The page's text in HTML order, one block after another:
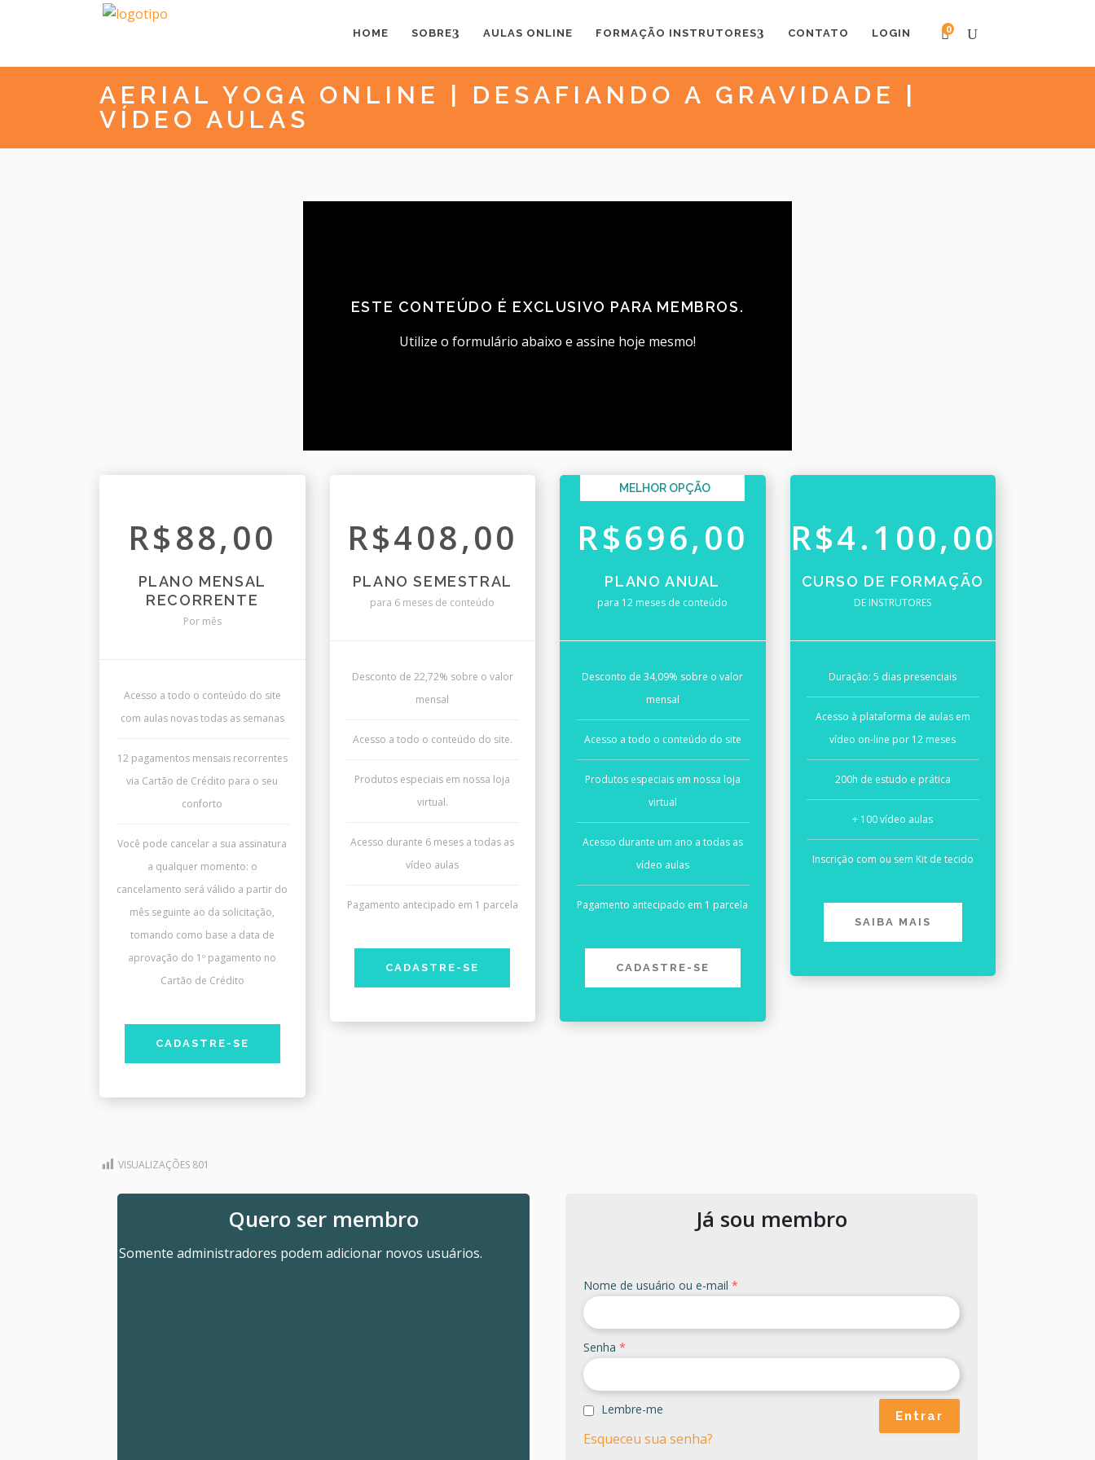
HOME SOBRE AULAS ONLINE FORMAÇÃO INSTRUTORES CONTATO LOGIN 0
AERIAL YOGA ONLINE | DESAFIANDO A GRAVIDADE |
VÍDEO AULAS
ESTE CONTEÚDO É EXCLUSIVO PARA MEMBROS.
Utilize o formulário abaixo e assine hoje mesmo!
R$88,00
PLANO MENSAL
RECORRENTE
Por mês
Acesso a todo o conteúdo do site
com aulas novas todas as semanas
12 pagamentos mensais recorrentes
via Cartão de Crédito para o seu
conforto
Você pode cancelar a sua assinatura
a qualquer momento: o
cancelamento será válido a partir do
mês seguinte ao da solicitação,
tomando como base a data de
aprovação do 1º pagamento no
Cartão de Crédito
CADASTRE-SE
R$408,00
PLANO SEMESTRAL
para 6 meses de conteúdo
Desconto de 22,72% sobre o valor
mensal
Acesso a todo o conteúdo do site.
Produtos especiais em nossa loja
virtual.
Acesso durante 6 meses a todas as
vídeo aulas
Pagamento antecipado em 1 parcela
CADASTRE-SE
MELHOR OPÇÃO
R$696,00
PLANO ANUAL
para 12 meses de conteúdo
Desconto de 34,09% sobre o valor
mensal
Acesso a todo o conteúdo do site
Produtos especiais em nossa loja
virtual
Acesso durante um ano a todas as
vídeo aulas
Pagamento antecipado em 1 parcela
CADASTRE-SE
R$4.100,00
CURSO DE FORMAÇÃO
DE INSTRUTORES
Duração: 5 dias presenciais
Acesso à plataforma de aulas em
vídeo on-line por 12 meses
200h de estudo e prática
+ 100 vídeo aulas
Inscrição com ou sem Kit de tecido
SAIBA MAIS
VISUALIZAÇÕES 801
Quero ser membro
Somente administradores podem adicionar novos usuários.
Já sou membro
Nome de usuário ou e-mail *
Senha *
Lembre-me
Esqueceu sua senha?